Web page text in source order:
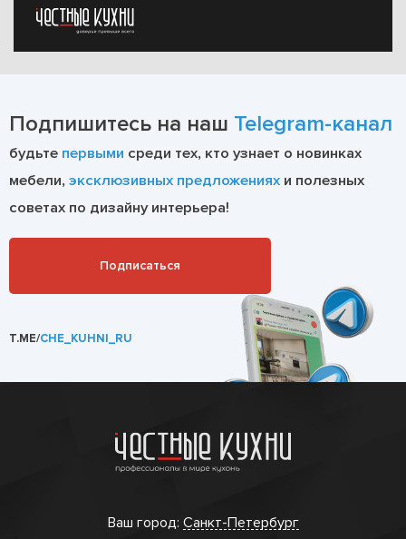
Подпишитесь на наш Telegram-канал
будьте первыми среди тех, кто узнает о новинках
мебели, эксклюзивных предложениях и полезных
советах по дизайну интерьера!
Подписаться
T.ME/CHE_KUHNI_RU
Ваш город: Санкт-Петербург